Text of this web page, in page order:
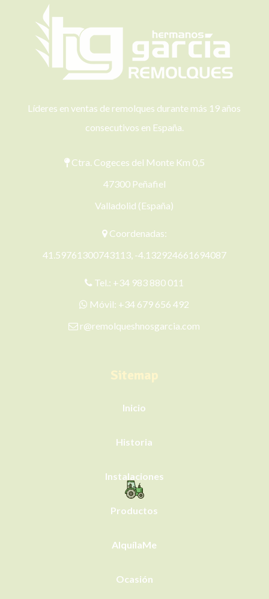
Líderes en ventas de remolques durante más 19 años
consecutivos en España.
Ctra. Cogeces del Monte Km 0,5
47300 Peñafiel
Valladolid (España)
Coordenadas:
41.59761300743113, -4.132924661694087
Tel.: +34 983 880 011
Móvil: +34 679 656 492
r@remolqueshnosgarcia.com
Sitemap
Inicio
Historia
Instalaciones
Productos
AlquílaMe
Ocasión